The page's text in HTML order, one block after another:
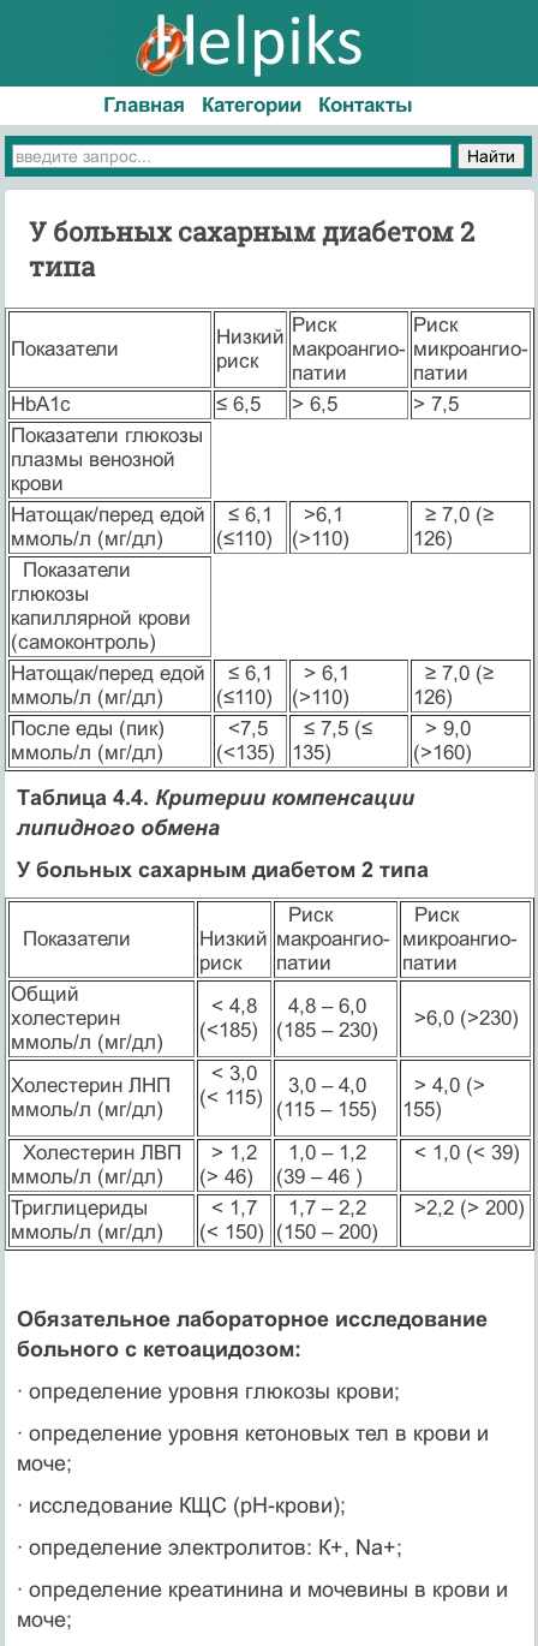
Главная Категории Контакты
У больных сахарным диабетом 2
типа
Показатели
Низкий
риск
Риск
макроангио-
патии
Риск
микроангио-
патии
HbA1c
≤ 6,5 > 6,5
> 7,5
Показатели глюкозы
плазмы венозной
крови
Натощак/перед едой
ммоль/л (мг/дл)
≤ 6,1
(≤110)
>6,1
(>110)
≥ 7,0 (≥
126)
Показатели
глюкозы
капиллярной крови
(самоконтроль)
Натощак/перед едой
ммоль/л (мг/дл)
≤ 6,1
(≤110)
> 6,1
(>110)
≥ 7,0 (≥
126)
После еды (пик)
ммоль/л (мг/дл)
<7,5
(<135)
≤ 7,5 (≤
135)
> 9,0
(>160)
Таблица 4.4. Критерии компенсации
липидного обмена
У больных сахарным диабетом 2 типа
Показатели
Низкий
риск
Риск
макроангио-
патии
Риск
микроангио-
патии
Общий
холестерин
ммоль/л (мг/дл)
< 4,8
(<185)
4,8 – 6,0
(185 – 230)
>6,0 (>230)
Холестерин ЛНП
ммоль/л (мг/дл)
< 3,0
(< 115)
3,0 – 4,0
(115 – 155)
> 4,0 (>
155)
Холестерин ЛВП
ммоль/л (мг/дл)
> 1,2
(> 46)
1,0 – 1,2
(39 – 46 )
< 1,0 (< 39)
Триглицериды
ммоль/л (мг/дл)
< 1,7
(< 150)
1,7 – 2,2
(150 – 200)
>2,2 (> 200)
Обязательное лабораторное исследование
больного с кетоацидозом:
· определение уровня глюкозы крови;
· определение уровня кетоновых тел в крови и
моче;
· исследование КЩС (рН-крови);
· определение электролитов: К+, Na+;
· определение креатинина и мочевины в крови и
моче;